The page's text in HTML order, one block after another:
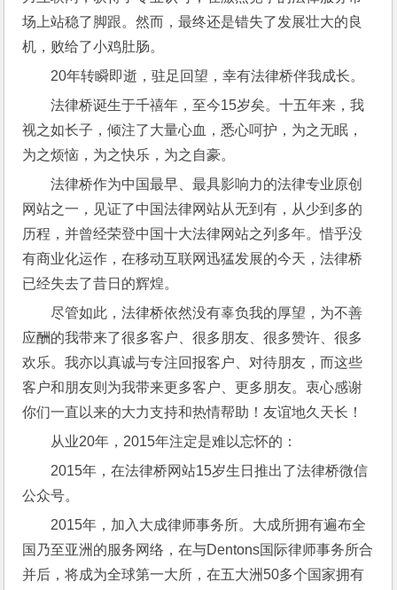
场上站稳了脚跟。然而，最终还是错失了发展壮大的良
机，败给了小鸡肚肠。
20年转瞬即逝，驻足回望，幸有法律桥伴我成长。
法律桥诞生于千禧年，至今15岁矣。十五年来，我
视之如长子，倾注了大量心血，悉心呵护，为之无眠，
为之烦恼，为之快乐，为之自豪。
法律桥作为中国最早、最具影响力的法律专业原创
网站之一，见证了中国法律网站从无到有，从少到多的
历程，并曾经荣登中国十大法律网站之列多年。惜乎没
有商业化运作，在移动互联网迅猛发展的今天，法律桥
已经失去了昔日的辉煌。
尽管如此，法律桥依然没有辜负我的厚望，为不善
应酬的我带来了很多客户、很多朋友、很多赞许、很多
欢乐。我亦以真诚与专注回报客户、对待朋友，而这些
客户和朋友则为我带来更多客户、更多朋友。衷心感谢
你们一直以来的大力支持和热情帮助！友谊地久天长！
从业20年，2015年注定是难以忘怀的：
2015年，在法律桥网站15岁生日推出了法律桥微信
公众号。
2015年，加入大成律师事务所。大成所拥有遍布全
国乃至亚洲的服务网络，在与Dentons国际律师事务所合
并后，将成为全球第一大所，在五大洲50多个国家拥有